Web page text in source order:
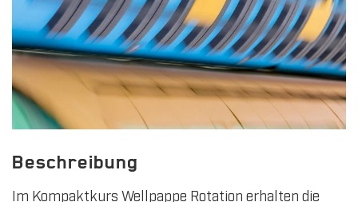
Beschreibung
Im Kompaktkurs Wellpappe Rotation erhalten die